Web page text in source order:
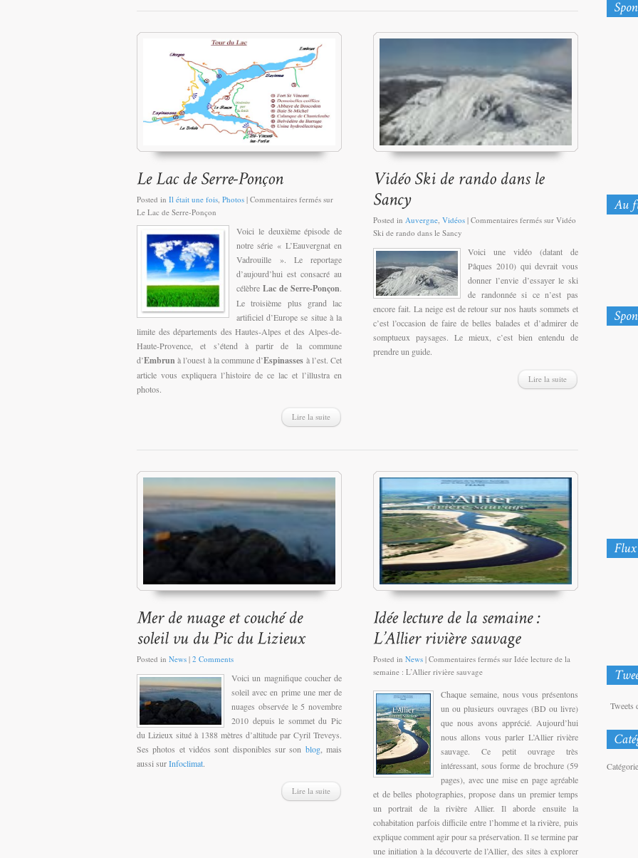
Posted in Il était une fois, Photos | Commentaires fermés sur
Le Lac de Serre-Ponçon
Voici le deuxième épisode de
notre série « L’Eauvergnat en
Vadrouille ». Le reportage
d’aujourd’hui est consacré au
célèbre Lac de Serre-Ponçon.
Le troisième plus grand lac
artificiel d’Europe se situe à la
limite des départements des Hautes-Alpes et des Alpes-de-
Haute-Provence, et s’étend à partir de la commune
d’Embrun à l’ouest à la commune d’Espinasses à l’est. Cet
article vous expliquera l’histoire de ce lac et l’illustra en
photos.
Lire la suite
Posted in Auvergne Vidéos | Commentaires fermés sur Vidéo
Ski de rando dans le Sancy
Voici une vidéo (datant de
Pâques 2010) qui devrait vous
donner l’envie d’essayer le ski
de randonnée si ce n’est pas
encore fait. La neige est de retour sur nos hauts sommets et
c’est l’occasion de faire de belles balades et d’admirer de
somptueux paysages. Le mieux, c’est bien entendu de
prendre un guide.
Lire la suite
Posted in News | 2 Comments
Voici un magnifique coucher de
soleil avec en prime une mer de
nuages observée le 5 novembre
2010 depuis le sommet du Pic
du Lizieux situé à 1388 mètres d’altitude par Cyril Treveys.
Ses photos et vidéos sont disponibles sur son blog, mais
aussi surInfoclimat.
Lire la suite
Posted in News | Commentaires fermés sur Idée lecture de la
semaine : L’Allier rivière sauvage
Chaque semaine, nous vous présentons
un ou plusieurs ouvrages (BD ou livre)
que nous avons apprécié. Aujourd’hui
nous allons vous parler L’Allier rivière
sauvage. Ce petit ouvrage très
intéressant, sous forme de brochure (59
pages), avec une mise en page agréable
et de belles photographies, propose dans un premier temps
un portrait de la rivière Allier. Il aborde ensuite la
cohabitation parfois difficile entre l’homme et la rivière, puis
explique comment agir pour sa préservation. Il se termine par
une initiation à la découverte de l’Allier, des sites à explorer
Tweets